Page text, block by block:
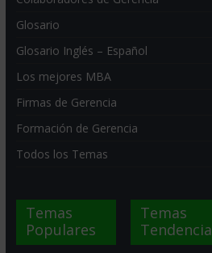
Glosario
Glosario Inglés – Español
Los mejores MBA
Firmas de Gerencia
Formación de Gerencia
Todos los Temas
Temas
Populares
Temas
Tendencia